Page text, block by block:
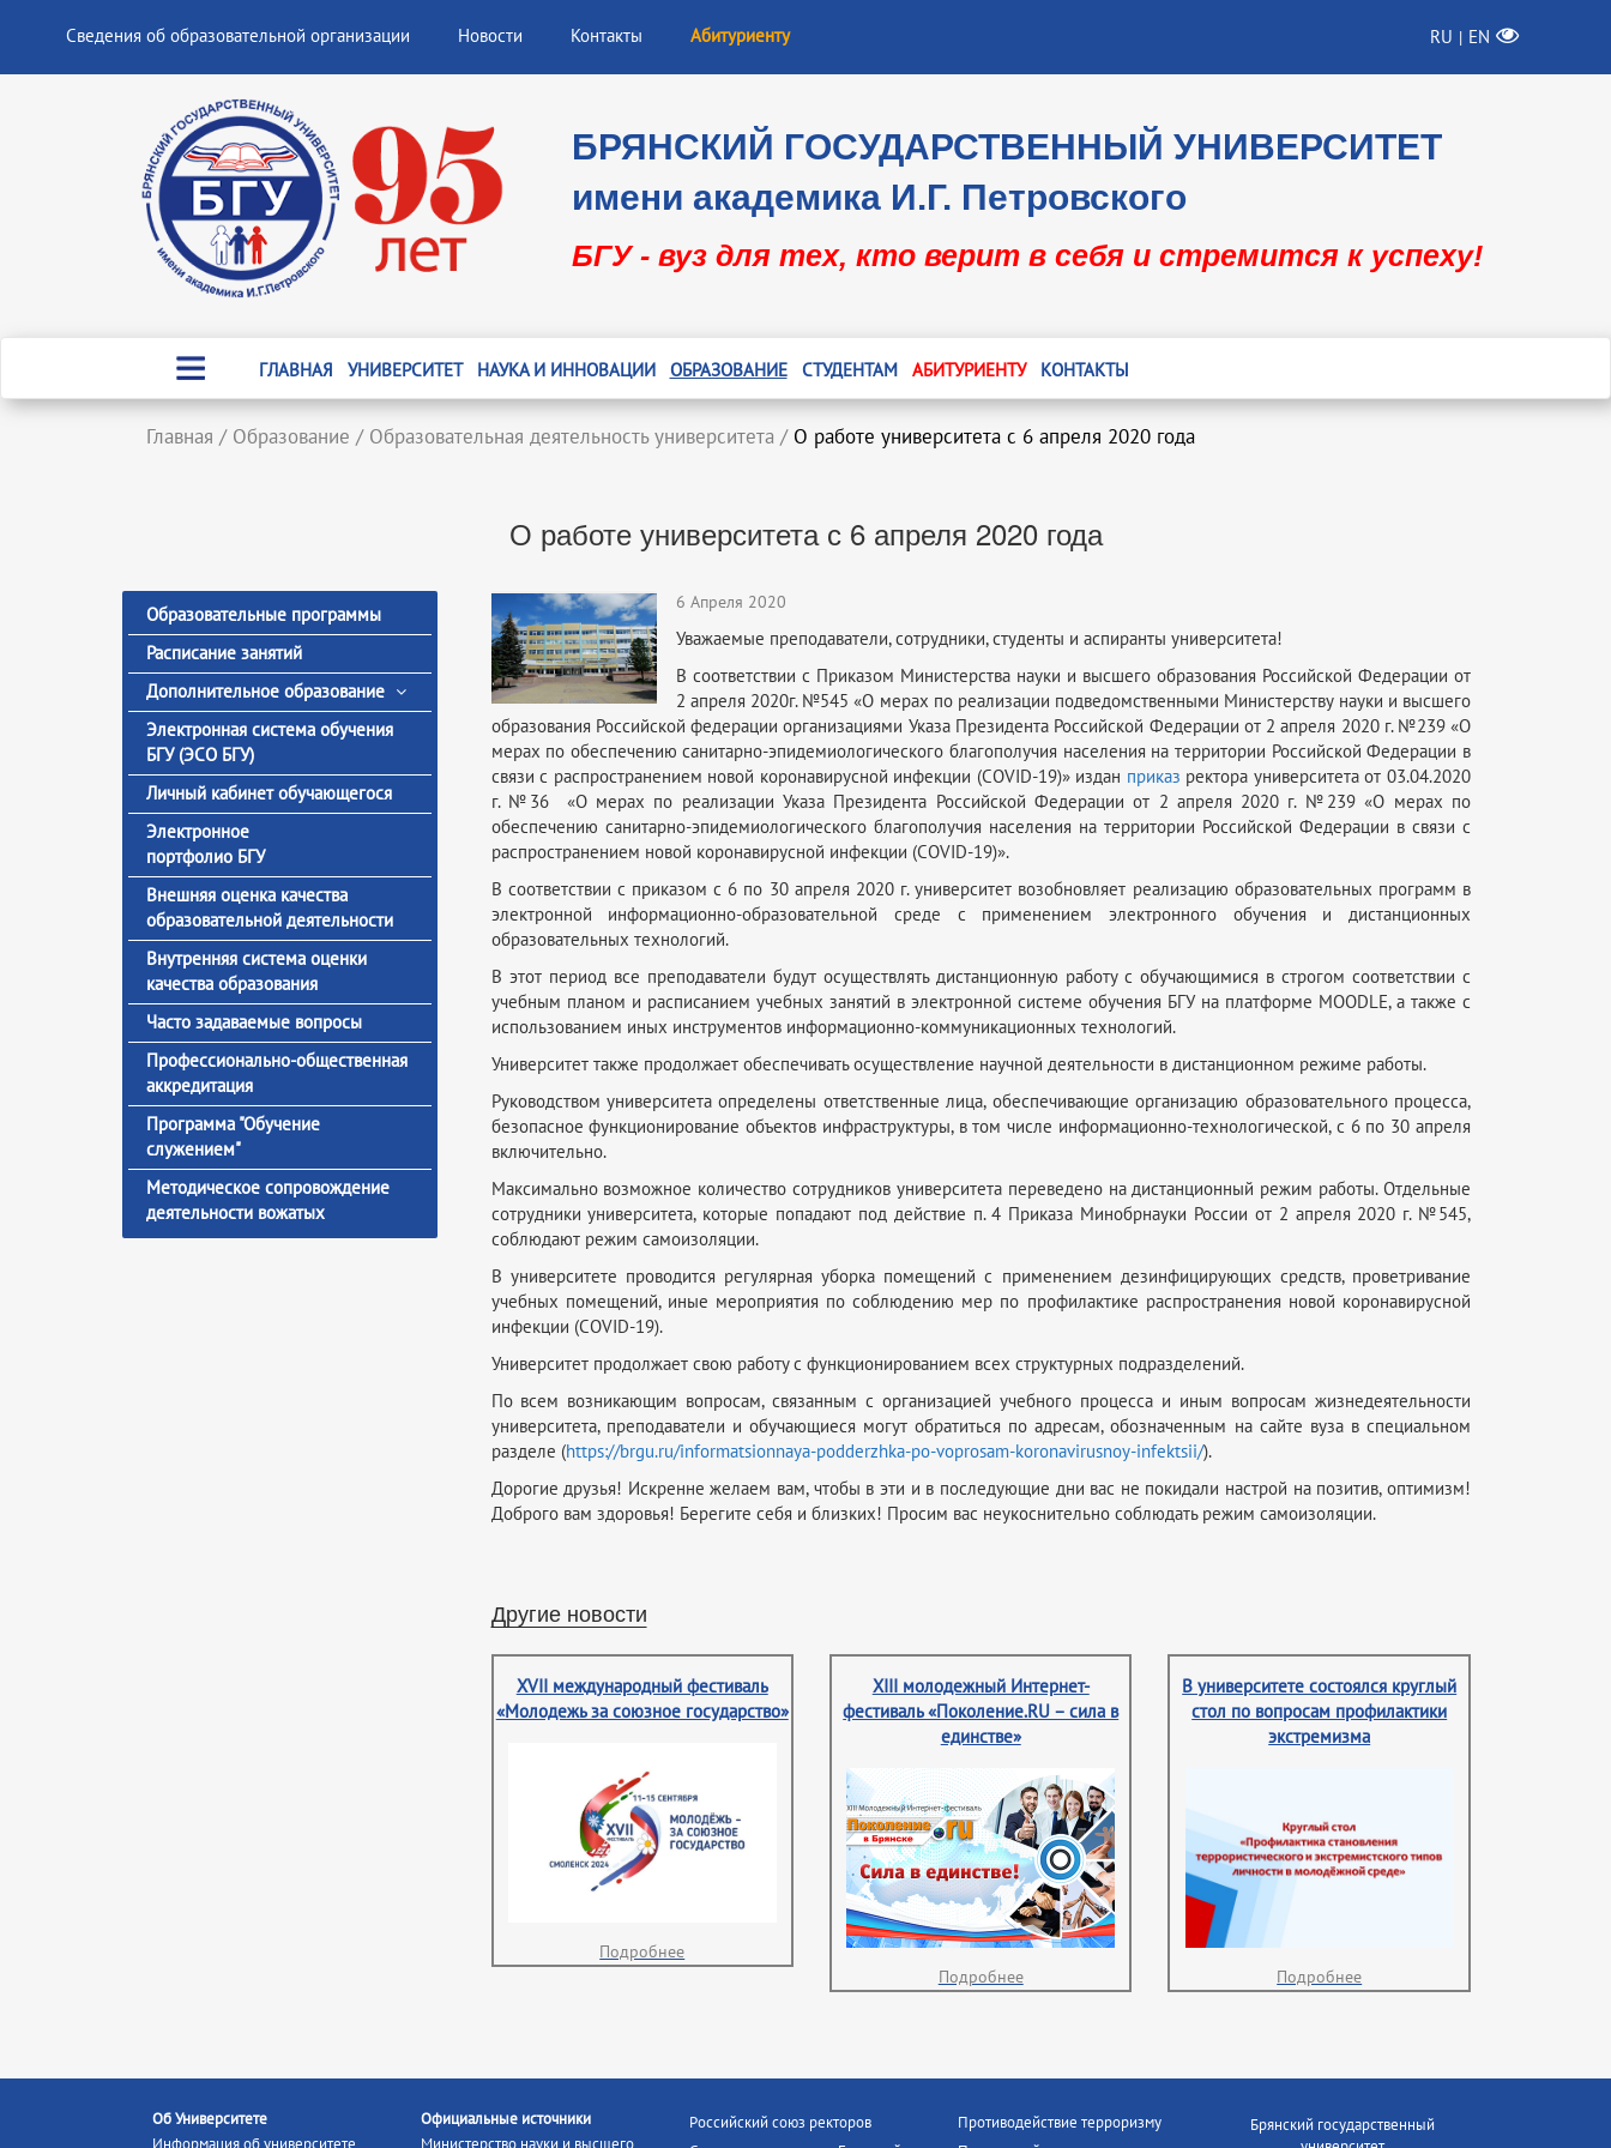
Сведения об образовательной организации Новости Контакты Абитуриенту RU | EN
БРЯНСКИЙ ГОСУДАРСТВЕННЫЙ УНИВЕРСИТЕТ
имени академика И.Г. Петровского
БГУ - вуз для тех, кто верит в себя и стремится к успеху!
ГЛАВНАЯ УНИВЕРСИТЕТ НАУКА И ИННОВАЦИИ ОБРАЗОВАНИЕ СТУДЕНТАМ АБИТУРИЕНТУ КОНТАКТЫ
Главная / Образование / Образовательная деятельность университета / О работе университета с 6 апреля 2020 года
О работе университета с 6 апреля 2020 года
Образовательные программы
Расписание занятий
Дополнительное образование
Электронная система обучения
БГУ (ЭСО БГУ)
Личный кабинет обучающегося
Электронное
портфолио БГУ
Внешняя оценка качества
образовательной деятельности
Внутренняя система оценки
качества образования
Часто задаваемые вопросы
Профессионально-общественная
аккредитация
Программа "Обучение
служением"
Методическое сопровождение
деятельности вожатых
6 Апреля 2020
Уважаемые преподаватели, сотрудники, студенты и аспиранты университета!
В соответствии с Приказом Министерства науки и высшего образования Российской Федерации от
2 апреля 2020г. №545 «О мерах по реализации подведомственными Министерству науки и высшего
образования Российской федерации организациями Указа Президента Российской Федерации от 2 апреля 2020 г. №239 «О
мерах по обеспечению санитарно-эпидемиологического благополучия населения на территории Российской Федерации в
связи с распространением новой коронавирусной инфекции (COVID-19)» издан приказ ректора университета от 03.04.2020
г. №36 «О мерах по реализации Указа Президента Российской Федерации от 2 апреля 2020 г. №239 «О мерах по
обеспечению санитарно-эпидемиологического благополучия населения на территории Российской Федерации в связи с
распространением новой коронавирусной инфекции (COVID-19)».
В соответствии с приказом с 6 по 30 апреля 2020 г. университет возобновляет реализацию образовательных программ в
электронной информационно-образовательной среде с применением электронного обучения и дистанционных
образовательных технологий.
В этот период все преподаватели будут осуществлять дистанционную работу с обучающимися в строгом соответствии с
учебным планом и расписанием учебных занятий в электронной системе обучения БГУ на платформе MOODLE, а также с
использованием иных инструментов информационно-коммуникационных технологий.
Университет также продолжает обеспечивать осуществление научной деятельности в дистанционном режиме работы.
Руководством университета определены ответственные лица, обеспечивающие организацию образовательного процесса,
безопасное функционирование объектов инфраструктуры, в том числе информационно-технологической, с 6 по 30 апреля
включительно.
Максимально возможное количество сотрудников университета переведено на дистанционный режим работы. Отдельные
сотрудники университета, которые попадают под действие п. 4 Приказа Минобрнауки России от 2 апреля 2020 г. №545,
соблюдают режим самоизоляции.
В университете проводится регулярная уборка помещений с применением дезинфицирующих средств, проветривание
учебных помещений, иные мероприятия по соблюдению мер по профилактике распространения новой коронавирусной
инфекции (COVID-19).
Университет продолжает свою работу с функционированием всех структурных подразделений.
По всем возникающим вопросам, связанным с организацией учебного процесса и иным вопросам жизнедеятельности
университета, преподаватели и обучающиеся могут обратиться по адресам, обозначенным на сайте вуза в специальном
разделе (https://brgu.ru/informatsionnaya-podderzhka-po-voprosam-koronavirusnoy-infektsii/).
Дорогие друзья! Искренне желаем вам, чтобы в эти и в последующие дни вас не покидали настрой на позитив, оптимизм!
Доброго вам здоровья! Берегите себя и близких! Просим вас неукоснительно соблюдать режим самоизоляции.
Другие новости
XVII международный фестиваль
«Молодежь за союзное государство»
Подробнее
XIII молодежный Интернет-
фестиваль «Поколение.RU – сила в
единстве»
Подробнее
В университете состоялся круглый
стол по вопросам профилактики
экстремизма
Подробнее
Об Университете
Официальные источники
Российский союз ректоров
Противодействие терроризму
Брянский государственный